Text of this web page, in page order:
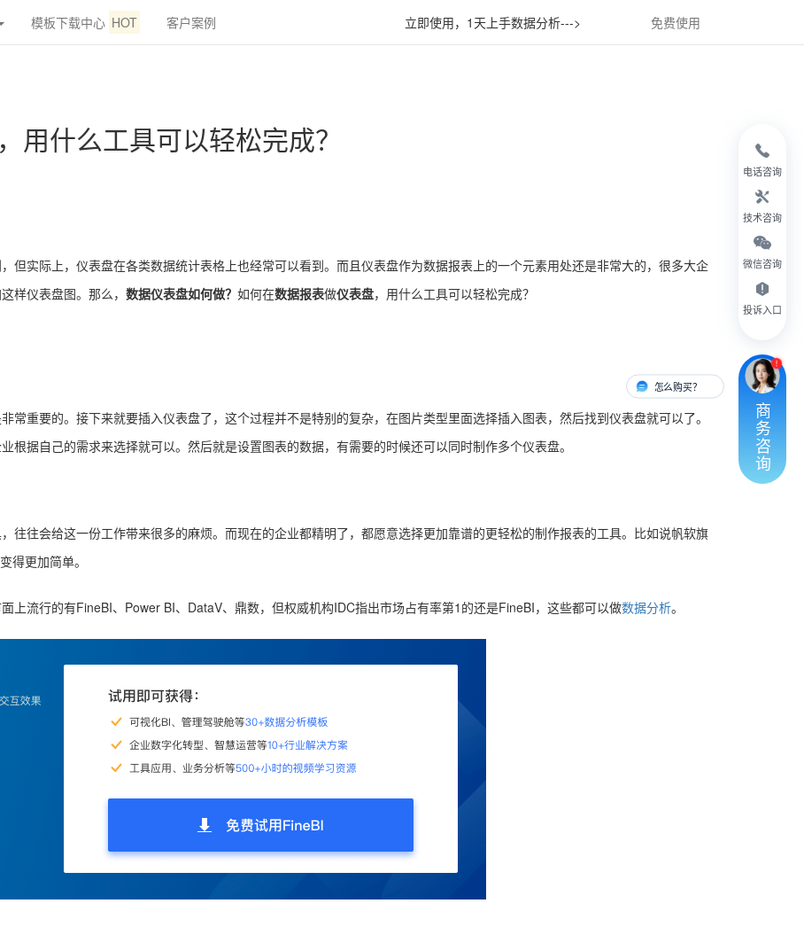
模板下载中心 HOT 客户案例 立即使用，1天上手数据分析---> 免费使用
用什么工具可以轻松完成？
但实际上，仪表盘在各类数据统计表格上也经常可以看到。而且仪表盘作为数据报表上的一个元素用处还是非常大的，很多大企
样仪表盘图。那么， 数据仪表盘如何做？ 如何在数据报表做仪表盘，用什么工具可以轻松完成？
常重要的。接下来就要插入仪表盘了，这个过程并不是特别的复杂，在图片类型里面选择插入图表，然后找到仪表盘就可以了。
根据自己的需求来选择就可以。然后就是设置图表的数据，有需要的时候还可以同时制作多个仪表盘。
往往会给这一份工作带来很多的麻烦。而现在的企业都精明了，都愿意选择更加靠谱的更轻松的制作报表的工具。比如说帆软旗
得更加简单。
上流行的有FineBI、Power BI、DataV、鼎数，但权威机构IDC指出市场占有率第1的还是FineBI，这些都可以做数据分析。
电话咨询
技术咨询
微信咨询
投诉入口
怎么购买？ 有人对接
商
务
咨
询